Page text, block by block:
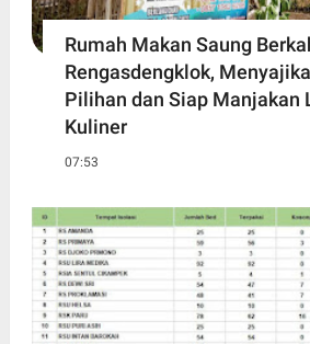
Rumah Makan Saung
Rengasdengklok,
Pilihan dan Siap Manjakan
Kuliner
07:53